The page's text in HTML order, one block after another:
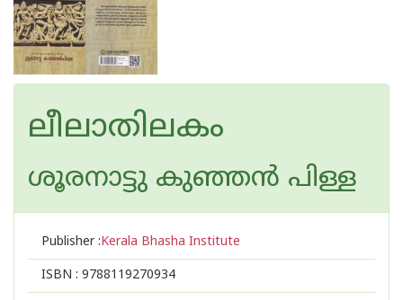
ലീലാതിലകം
ശൂരനാട്ടു കുഞ്ഞന്‍ പിള്ള
Publisher :Kerala Bhasha Institute
ISBN : 9788119270934